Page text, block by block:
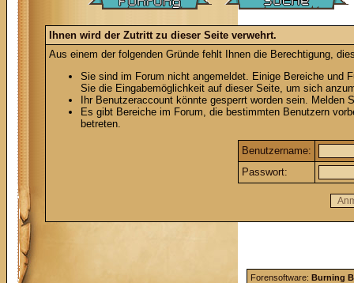
Ihnen wird der Zutritt zu dieser Seite verwehrt.
Aus einem der folgenden Gründe fehlt Ihnen die Berechtigung,
Sie sind im Forum nicht angemeldet. Einige Bereiche und
Sie die Eingabemöglichkeit auf dieser Seite, um sich
Ihr Benutzeraccount könnte gesperrt worden sein.
Es gibt Bereiche im Forum, die bestimmten Benutzern
betreten.
Benutzername:
Passwort:
Forensoftware: Burning